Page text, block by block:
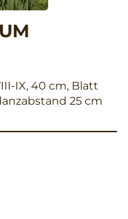
IX, 40 cm, Blatt
25 cm